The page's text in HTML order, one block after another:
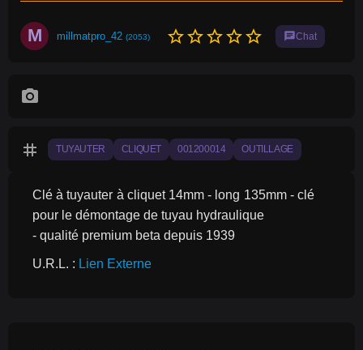
M millmatpro_42 (2053) star_borderstar_borderstar_borderstar_borderstar_border chatChat
photo_camera
tag TUYAUTER CLIQUET 001200014 OUTILLAGE
Clé à tuyauter à cliquet 14mm - long 135mm - clé
pour le démontage de tuyau hydraulique
- qualité premium beta depuis 1939
U.R.L. : Lien Externe